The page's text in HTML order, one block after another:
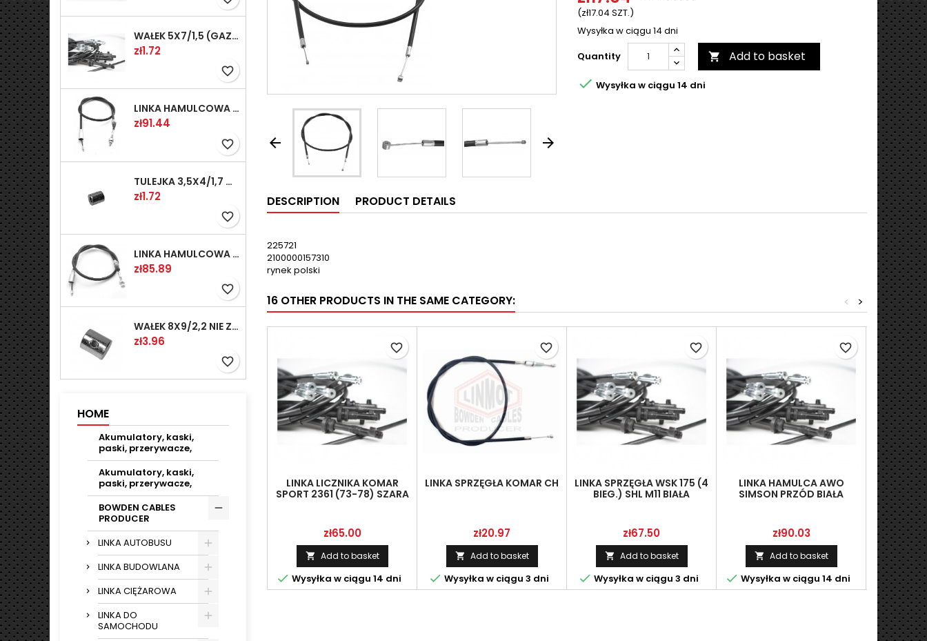
WAŁEK 5X7/1,5 (GAZ WSK)(PR5)
Price
zł1.72
favorite_border
LINKA HAMULCOWA PRZYCZEPY KNOTT 1240/1030 33921-1.11S
Price
zł91.44
favorite_border
TULEJKA 3,5X4/1,7 GAZÓW -OCYNK
Price
zł1.72
favorite_border
LINKA HAMULCOWA PRZYCZEPY KNOTT 1040/830 33921-1.07S
Price
zł85.89
favorite_border
WAŁEK 8X9/2,2 NIE ZAMAWIAĆ
Price
zł3.96
favorite_border
HOME
Akumulatory, kaski,
paski, przerywacze,
Akumulatory, kaski,
paski, przerywacze,
BOWDEN CABLES
PRODUCER
LINKA AUTOBUSU
LINKA BUDOWLANA
LINKA CIĘŻAROWA
LINKA DO
SAMOCHODU
 
(zł17.04 SZT.)
Wysyłka w ciągu 14 dni
Quantity
 Add to basket
 Wysyłka w ciągu 14 dni
DESCRIPTION PRODUCT DETAILS
225721
2100000157310
rynek polski
16 OTHER PRODUCTS IN THE SAME CATEGORY: >
<
LINKA LICZNIKA KOMAR
SPORT 2361 (73-78) SZARA
Price
zł65.00
 Add to basket
 Wysyłka w ciągu 14 dni
favorite_border
LINKA SPRZĘGŁA KOMAR CH
Price
zł20.97
 Add to basket
 Wysyłka w ciągu 3 dni
favorite_border
LINKA SPRZĘGŁA WSK 175 (4
BIEG.) SHL M11 BIAŁA
Price
zł67.50
 Add to basket
 Wysyłka w ciągu 3 dni
favorite_border
LINKA HAMULCA AWO
SIMSON PRZÓD BIAŁA
Price
zł90.03
 Add to basket
 Wysyłka w ciągu 14 dni
favorite_border
LINKA

